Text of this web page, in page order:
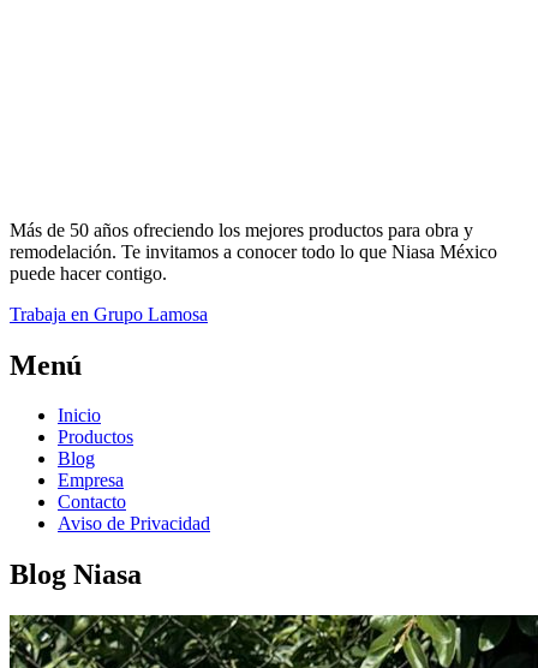
Más de 50 años ofreciendo los mejores productos para obra y
remodelación. Te invitamos a conocer todo lo que Niasa México
puede hacer contigo.
Trabaja en Grupo Lamosa
Menú
Inicio
Productos
Blog
Empresa
Contacto
Aviso de Privacidad
Blog Niasa